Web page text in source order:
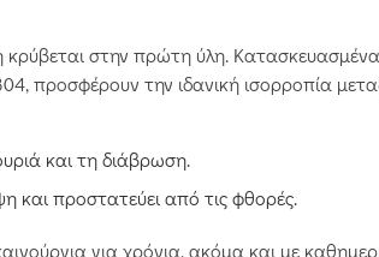
στην πρώτη ύλη.
προσφέρουν την ιδανική ισορροπία
και τη διάβρωση.
και προστατεύει από τις φθορές.
για χρόνια, ακόμα και με